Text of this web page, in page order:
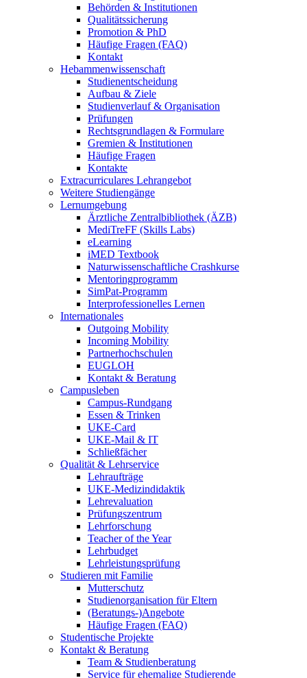
Behörden & Institutionen
Qualitätssicherung
Promotion & PhD
Häufige Fragen (FAQ)
Kontakt
Hebammenwissenschaft
Studienentscheidung
Aufbau & Ziele
Studienverlauf & Organisation
Prüfungen
Rechtsgrundlagen & Formulare
Gremien & Institutionen
Häufige Fragen
Kontakte
Extracurriculares Lehrangebot
Weitere Studiengänge
Lernumgebung
Ärztliche Zentralbibliothek (ÄZB)
MediTreFF (Skills Labs)
eLearning
iMED Textbook
Naturwissenschaftliche Crashkurse
Mentoringprogramm
SimPat-Programm
Interprofessionelles Lernen
Internationales
Outgoing Mobility
Incoming Mobility
Partnerhochschulen
EUGLOH
Kontakt & Beratung
Campusleben
Campus-Rundgang
Essen & Trinken
UKE-Card
UKE-Mail & IT
Schließfächer
Qualität & Lehrservice
Lehraufträge
UKE-Medizindidaktik
Lehrevaluation
Prüfungszentrum
Lehrforschung
Teacher of the Year
Lehrbudget
Lehrleistungsprüfung
Studieren mit Familie
Mutterschutz
Studienorganisation für Eltern
(Beratungs-)Angebote
Häufige Fragen (FAQ)
Studentische Projekte
Kontakt & Beratung
Team & Studienberatung
Service für ehemalige Studierende